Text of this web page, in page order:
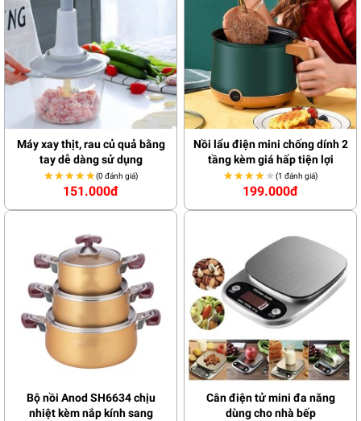
Máy xay thịt, rau củ quả bằng
tay dễ dàng sử dụng
★★★★★
★★★★★(0 đánh giá)
151.000đ
Nồi lẩu điện mini chống dính 2
tầng kèm giá hấp tiện lợi
★★★★★
★★★★★(1 đánh giá)
199.000đ
Bộ nồi Anod SH6634 chịu
nhiệt kèm nắp kính sang
Cân điện tử mini đa năng
dùng cho nhà bếp